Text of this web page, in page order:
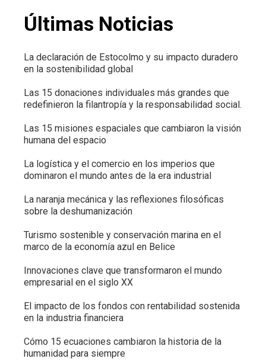
Últimas Noticias
La declaración de Estocolmo y su impacto duradero
en la sostenibilidad global
Las 15 donaciones individuales más grandes que
redefinieron la filantropía y la responsabilidad social.
Las 15 misiones espaciales que cambiaron la visión
humana del espacio
La logística y el comercio en los imperios que
dominaron el mundo antes de la era industrial
La naranja mecánica y las reflexiones filosóficas
sobre la deshumanización
Turismo sostenible y conservación marina en el
marco de la economía azul en Belice
Innovaciones clave que transformaron el mundo
empresarial en el siglo XX
El impacto de los fondos con rentabilidad sostenida
en la industria financiera
Cómo 15 ecuaciones cambiaron la historia de la
humanidad para siempre